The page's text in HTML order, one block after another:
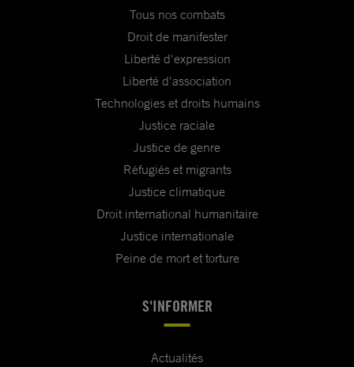
Tous nos combats
Droit de manifester
Liberté d'expression
Liberté d'association
Technologies et droits humains
Justice raciale
Justice de genre
Réfugiés et migrants
Justice climatique
Droit international humanitaire
Justice internationale
Peine de mort et torture
S'INFORMER
Actualités